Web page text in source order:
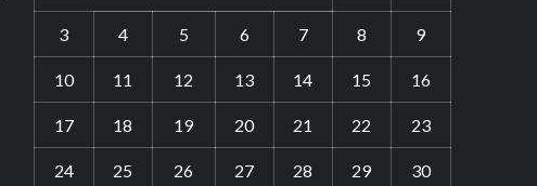
3 4 5 6 7 8 9
10 11 12 13 14 15 16
17 18 19 20 21 22 23
24 25 26 27 28 29 30